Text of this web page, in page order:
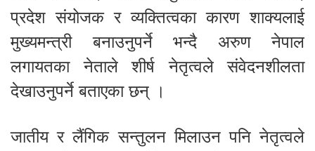
प्रदेश संयोजक र व्यक्तित्वका कारण शाक्यलाई
मुख्यमन्त्री बनाउनुपर्ने भन्दै अरुण नेपाल
लगायतका नेताले शीर्ष नेतृत्वले संवेदनशीलता
देखाउनुपर्ने बताएका छन् ।
जातीय र लैंगिक सन्तुलन मिलाउन पनि नेतृत्वले